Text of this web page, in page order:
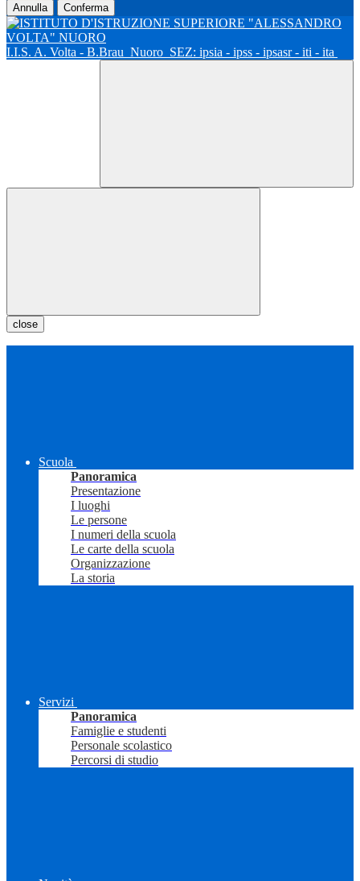
Annulla Conferma
I.I.S. A. Volta - B.Brau Nuoro SEZ: ipsia - ipss - ipsasr - iti - ita
close
Scuola
Panoramica
Presentazione
I luoghi
Le persone
I numeri della scuola
Le carte della scuola
Organizzazione
La storia
Servizi
Panoramica
Famiglie e studenti
Personale scolastico
Percorsi di studio